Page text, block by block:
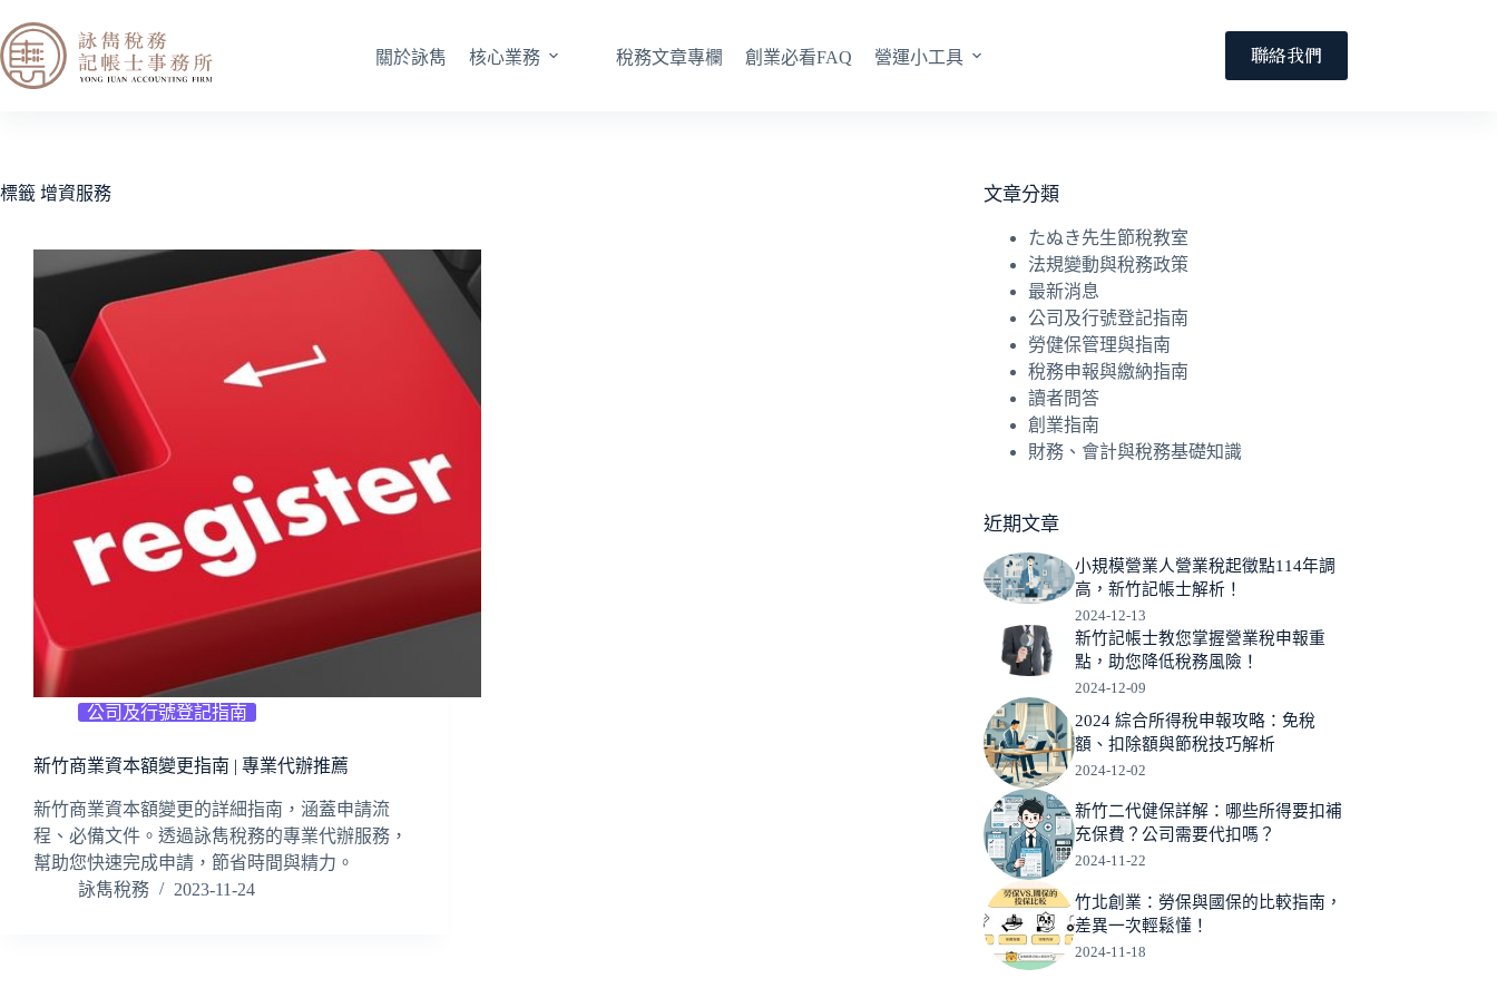
關於詠雋 核心業務 稅務文章專欄 創業必看FAQ 營運小工具 聯絡我們
標籤 增資服務
公司及行號登記指南
新竹商業資本額變更指南 | 專業代辦推薦
新竹商業資本額變更的詳細指南，涵蓋申請流
程、必備文件。透過詠雋稅務的專業代辦服務，
幫助您快速完成申請，節省時間與精力。
詠雋稅務
2023-11-24
文章分類
たぬき先生節稅教室
法規變動與稅務政策
最新消息
公司及行號登記指南
勞健保管理與指南
稅務申報與繳納指南
讀者問答
創業指南
財務、會計與稅務基礎知識
近期文章
小規模營業人營業稅起徵點114年調
高，新竹記帳士解析！
2024-12-13
新竹記帳士教您掌握營業稅申報重
點，助您降低稅務風險！
2024-12-09
2024 綜合所得稅申報攻略：免稅
額、扣除額與節稅技巧解析
2024-12-02
新竹二代健保詳解：哪些所得要扣補
充保費？公司需要代扣嗎？
2024-11-22
竹北創業：勞保與國保的比較指南，
差異一次輕鬆懂！
2024-11-18